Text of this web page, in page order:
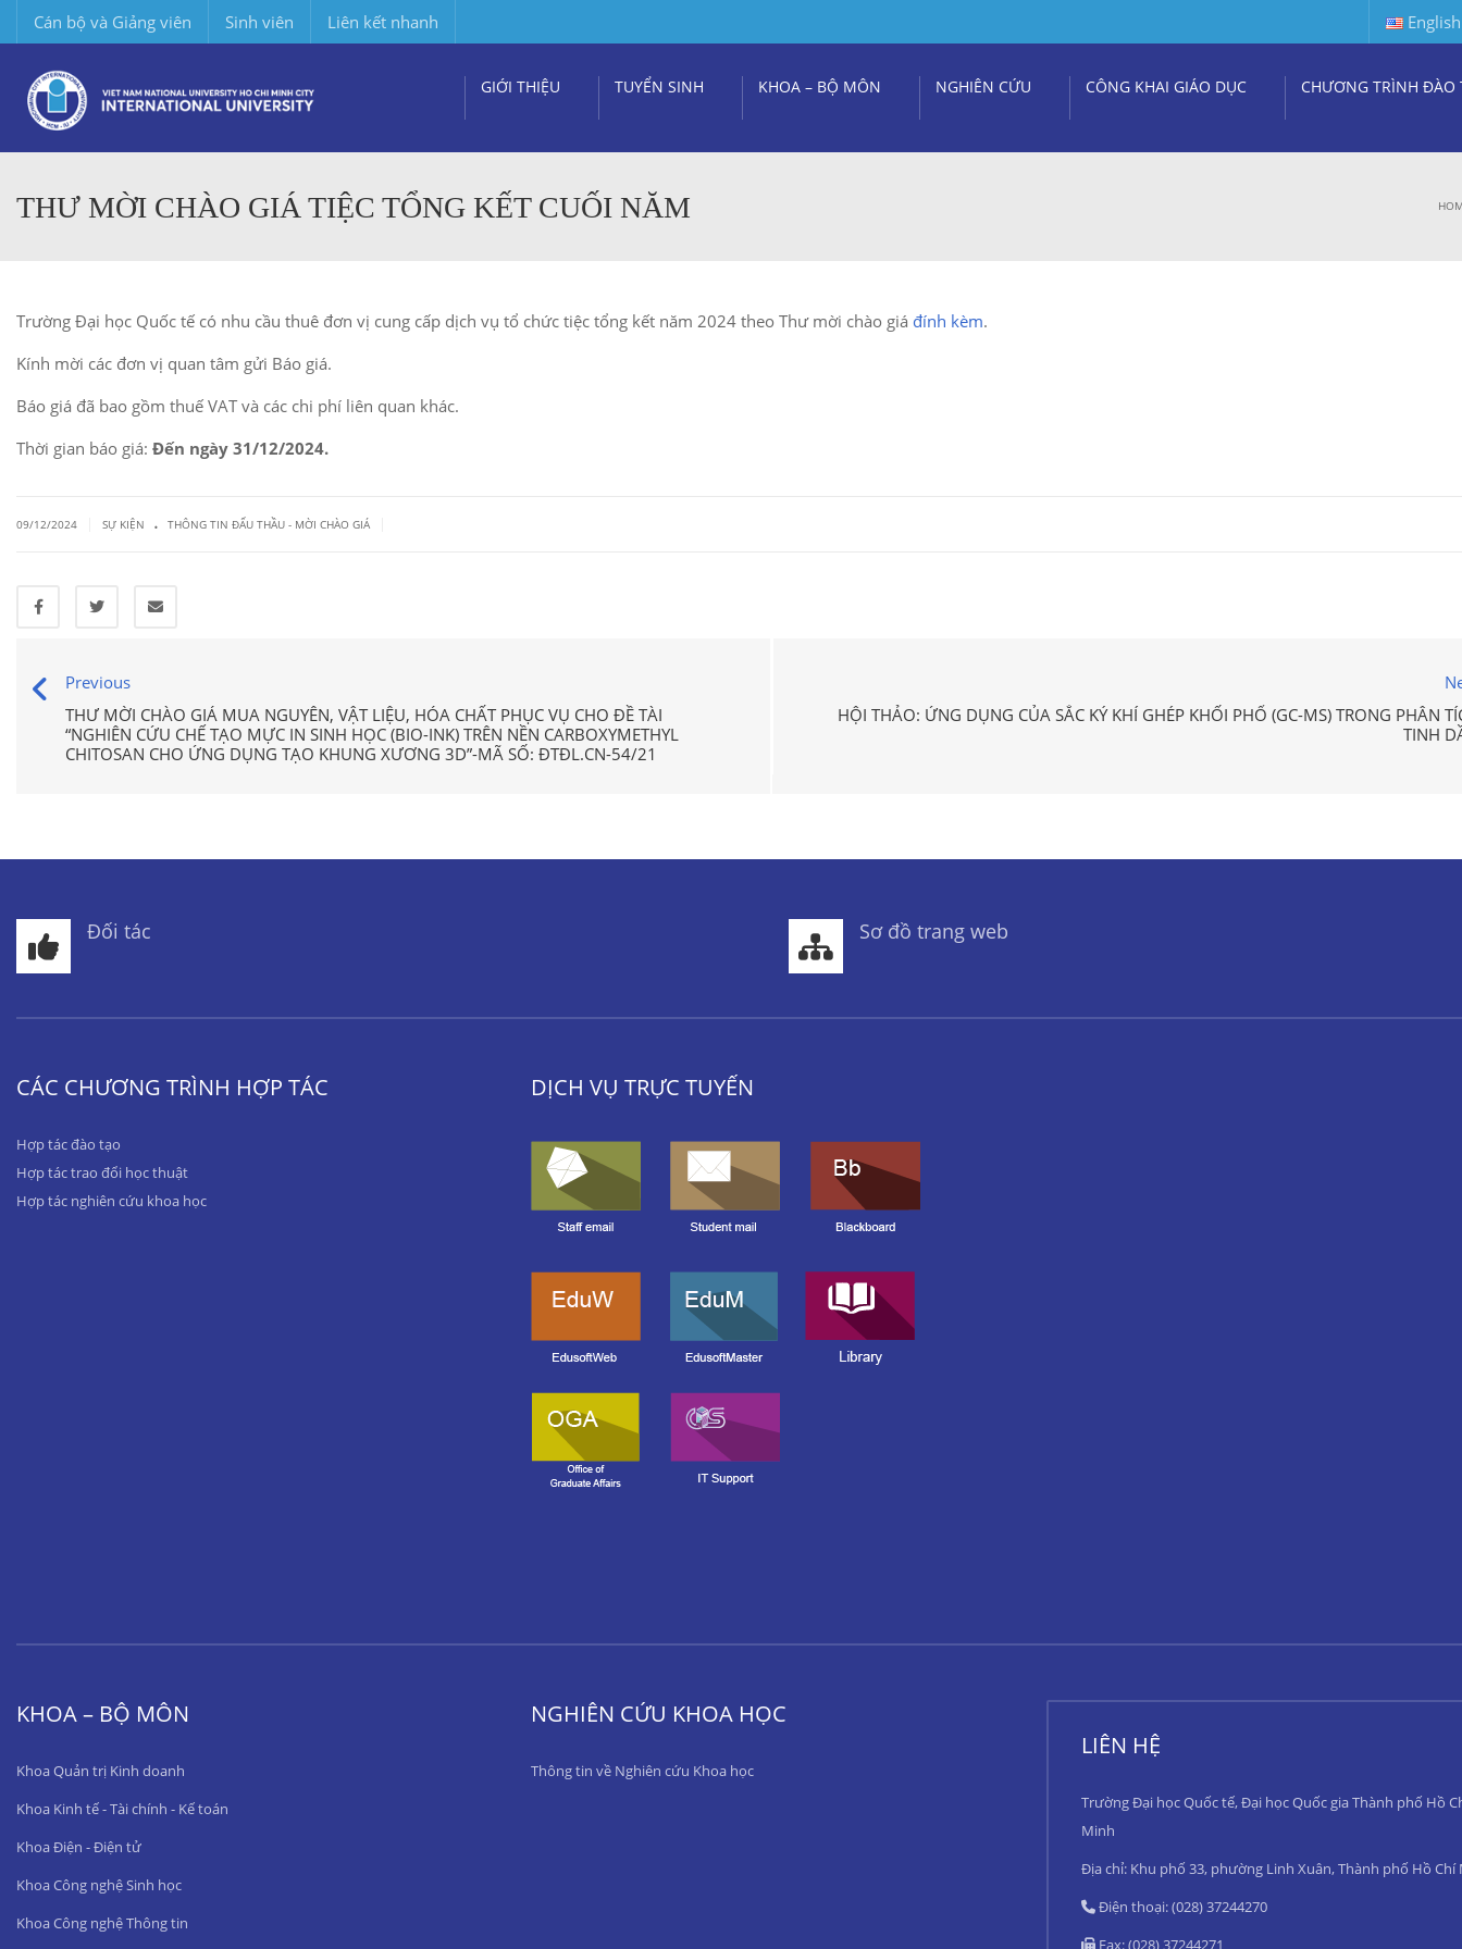
Cán bộ và Giảng viên Sinh viên Liên kết nhanh English
GIỚI THIỆU TUYỂN SINH KHOA – BỘ MÔN NGHIÊN CỨU CÔNG KHAI GIÁO DỤC CHƯƠNG TRÌNH ĐÀO
THƯ MỜI CHÀO GIÁ TIỆC TỔNG KẾT CUỐI NĂM
Trường Đại học Quốc tế có nhu cầu thuê đơn vị cung cấp dịch vụ tổ chức tiệc tổng kết năm 2024 theo Thư mời chào giá đính kèm.
Kính mời các đơn vị quan tâm gửi Báo giá.
Báo giá đã bao gồm thuế VAT và các chi phí liên quan khác.
Thời gian báo giá: Đến ngày 31/12/2024.
09/12/2024 SỰ KIỆN . THÔNG TIN ĐẤU THẦU - MỜI CHÀO GIÁ
Previous
THƯ MỜI CHÀO GIÁ MUA NGUYÊN, VẬT LIỆU, HÓA CHẤT PHỤC VỤ CHO ĐỀ TÀI
“NGHIÊN CỨU CHẾ TẠO MỰC IN SINH HỌC (BIO-INK) TRÊN NỀN CARBOXYMETHYL
CHITOSAN CHO ỨNG DỤNG TẠO KHUNG XƯƠNG 3D”-MÃ SỐ: ĐTĐL.CN-54/21
HỘI THẢO: ỨNG DỤNG CỦA SẮC KÝ KHÍ GHÉP KHỐI PHỔ (GC-MS) TRONG PHÂN
TINH
Đối tác Sơ đồ trang web
CÁC CHƯƠNG TRÌNH HỢP TÁC
Hợp tác đào tạo
Hợp tác trao đổi học thuật
Hợp tác nghiên cứu khoa học
DỊCH VỤ TRỰC TUYẾN
KHOA – BỘ MÔN
Khoa Quản trị Kinh doanh
Khoa Kinh tế - Tài chính - Kế toán
Khoa Điện - Điện tử
Khoa Công nghệ Sinh học
Khoa Công nghệ Thông tin
NGHIÊN CỨU KHOA HỌC
Thông tin về Nghiên cứu Khoa học
LIÊN HỆ
Trường Đại học Quốc tế, Đại học Quốc gia Thành phố Hồ
Minh
Địa chỉ: Khu phố 33, phường Linh Xuân, Thành phố Hồ Chí
Điện thoại: (028) 37244270
Fax: (028) 37244271